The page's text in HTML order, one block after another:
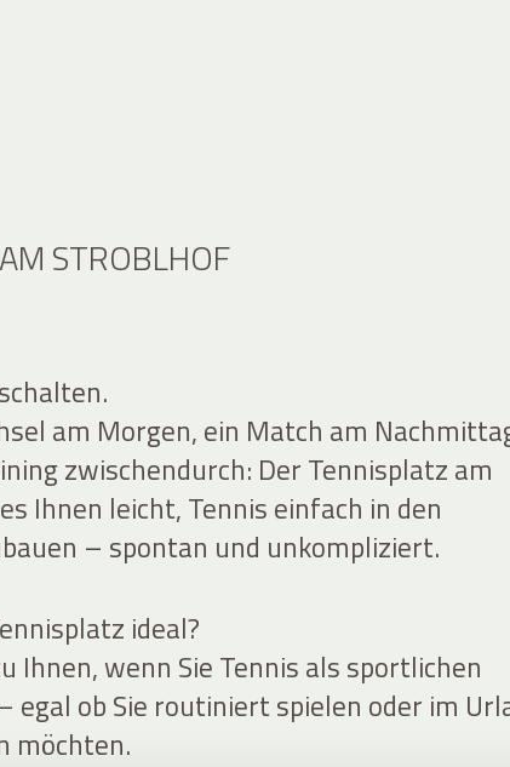
STROBLHOF
am Morgen, ein Match am
zwischendurch: Der Tennisplatz am
Ihnen leicht, Tennis einfach in den
– spontan und unkompliziert.
ideal?
Ihnen, wenn Sie Tennis als sportlichen
egal ob Sie routiniert spielen oder im
möchten.